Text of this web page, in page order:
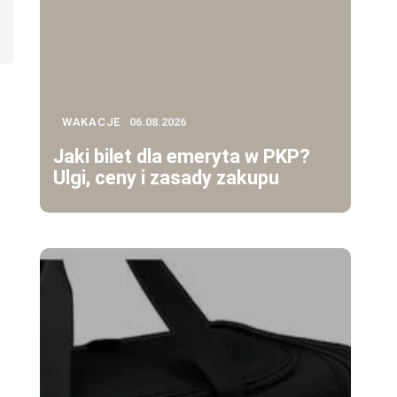
WAKACJE 06.08.2026
Jaki bilet dla emeryta w PKP?
Ulgi, ceny i zasady zakupu